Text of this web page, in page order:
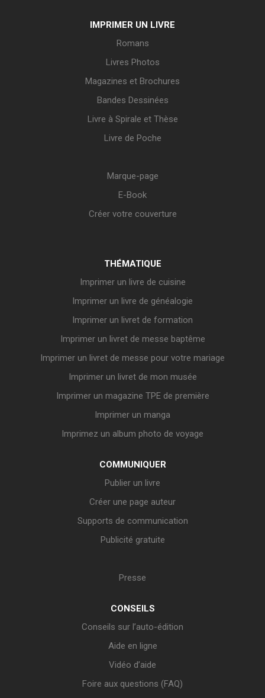
IMPRIMER UN LIVRE
Romans
Livres Photos
Magazines et Brochures
Bandes Dessinées
Livre à Spirale et Thèse
Livre de Poche
Marque-page
E-Book
Créer votre couverture
THÉMATIQUE
Imprimer un livre de cuisine
Imprimer un livre de généalogie
Imprimer un livret de formation
Imprimer un livret de messe baptême
Imprimer un livret de messe pour votre mariage
Imprimer un livret de mon musée
Imprimer un magazine TPE de première
Imprimer un manga
Imprimez un album photo de voyage
COMMUNIQUER
Publier un livre
Créer une page auteur
Supports de communication
Publicité gratuite
Presse
CONSEILS
Conseils sur l’auto-édition
Aide en ligne
Vidéo d’aide
Foire aux questions (FAQ)